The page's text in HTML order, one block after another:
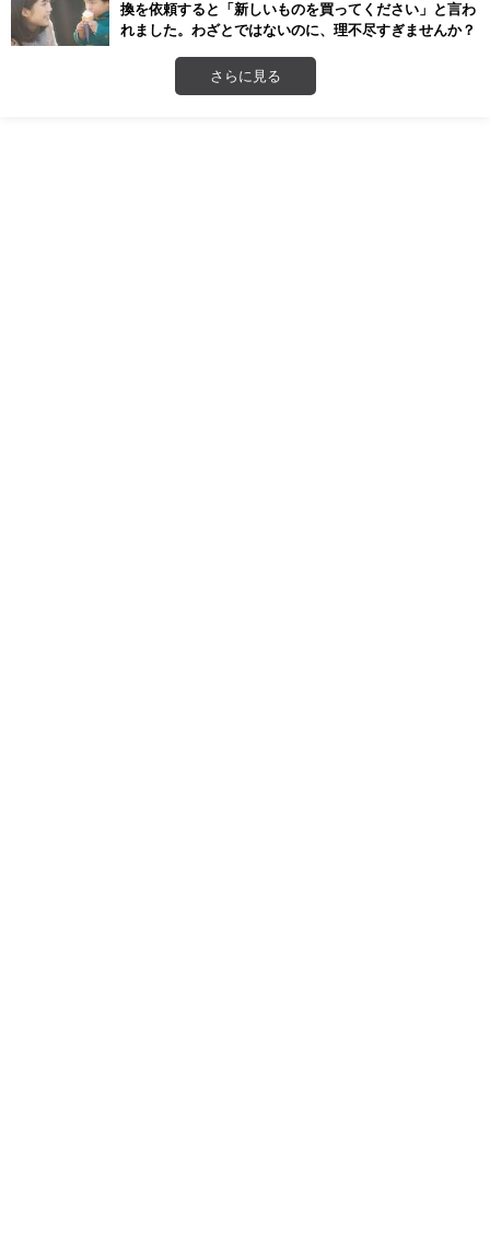
換を依頼すると「新しいものを買ってください」と言わ
れました。わざとではないのに、理不尽すぎませんか？
さらに見る